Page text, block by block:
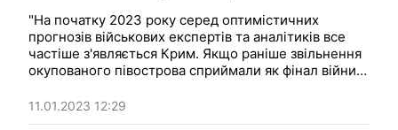
"На початку 2023 року серед оптимістичних
прогнозів військових експертів та аналітиків все
частіше з'являється Крим. Якщо раніше звільнення
окупованого півострова сприймали як фінал війни,
Херсон і можуть просунутися до Мелітополя, існує
можливість того, що називають "уразливістю Криму
11.01.2023 12:29